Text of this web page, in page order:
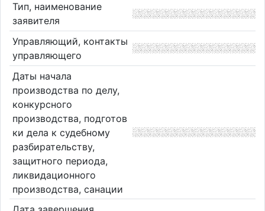
Тип, наименование
заявителя
Управляющий, контакты
управляющего
Даты начала
производства по делу,
конкурсного
производства, подготов
ки дела к судебному
разбирательству,
защитного периода,
ликвидационного
производства, санации